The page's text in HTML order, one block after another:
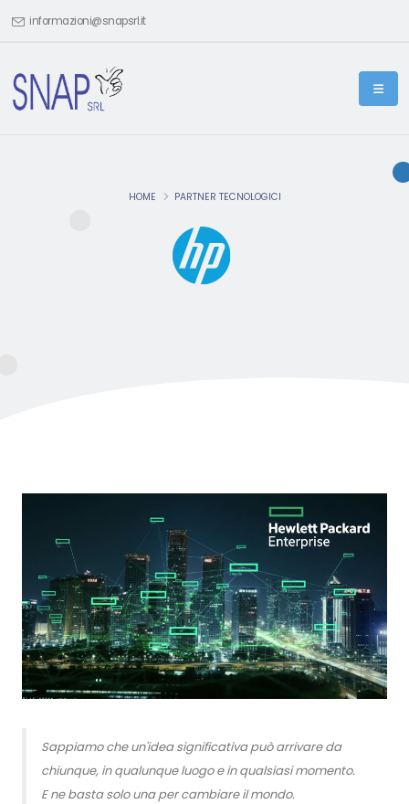
informazioni@snapsrl.it
HOME PARTNER TECNOLOGICI
Sappiamo che un'idea significativa può arrivare da
chiunque, in qualunque luogo e in qualsiasi momento.
E ne basta solo una per cambiare il mondo.